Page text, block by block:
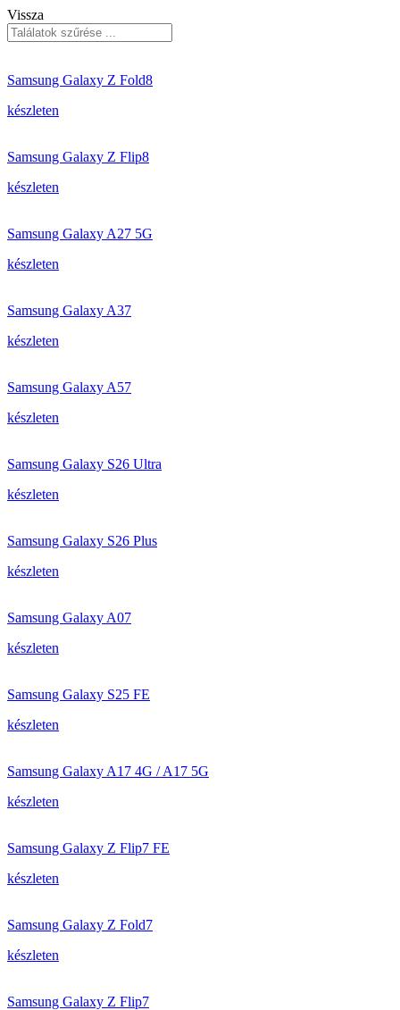
Vissza
Samsung Galaxy Z Fold8
készleten
Samsung Galaxy Z Flip8
készleten
Samsung Galaxy A27 5G
készleten
Samsung Galaxy A37
készleten
Samsung Galaxy A57
készleten
Samsung Galaxy S26 Ultra
készleten
Samsung Galaxy S26 Plus
készleten
Samsung Galaxy A07
készleten
Samsung Galaxy S25 FE
készleten
Samsung Galaxy A17 4G / A17 5G
készleten
Samsung Galaxy Z Flip7 FE
készleten
Samsung Galaxy Z Fold7
készleten
Samsung Galaxy Z Flip7